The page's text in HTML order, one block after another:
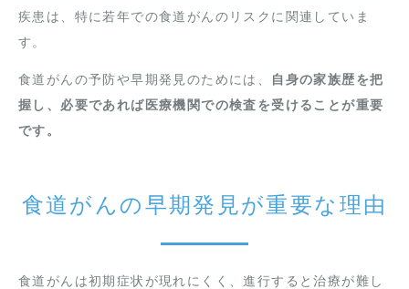
疾患は、特に若年での食道がんのリスクに関連していま
す。
食道がんの予防や早期発見のためには、
自身の家族歴を把
握し、必要であれば医療機関での検査を受けることが重要
です。
食道がんの早期発見が重要な理由
食道がんは初期症状が現れにくく、進行すると治療が難し